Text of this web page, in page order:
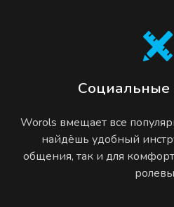
Worols вмещает все
найдёшь удобный
общения, так и для